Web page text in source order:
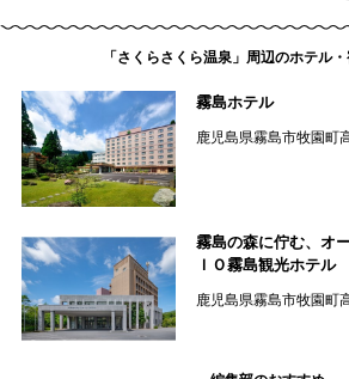
「さくらさくら温泉」周辺のホテル
霧島ホテル
鹿児島県霧島市牧園町
霧島の森に佇む、オ
ＩＯ霧島観光ホテル
鹿児島県霧島市牧園町